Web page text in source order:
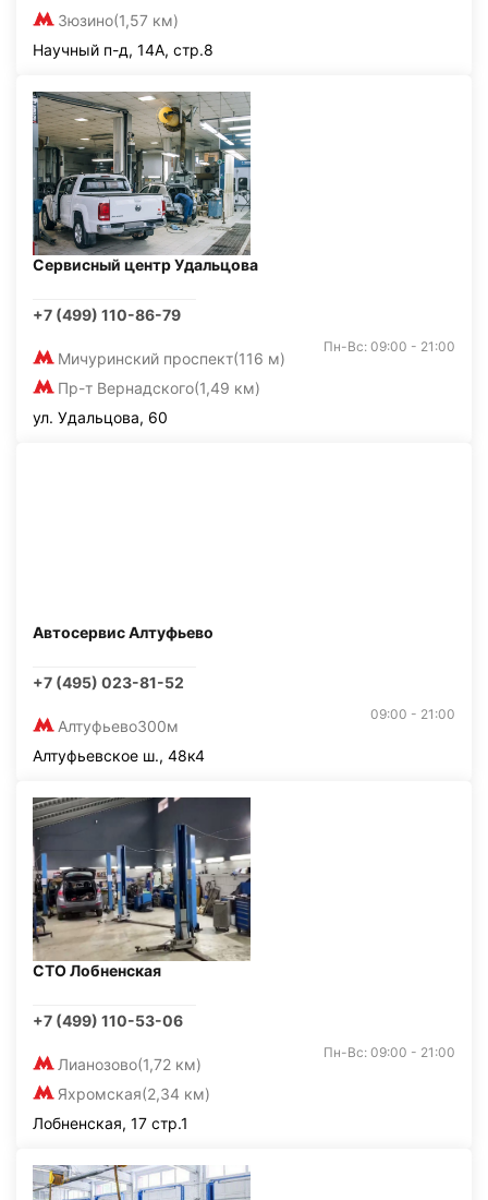
Зюзино(1,57 км)
Научный п-д, 14А, стр.8
Сервисный центр Удальцова
+7 (499) 110-86-79
Мичуринский проспект(116 м)
Пр-т Вернадского(1,49 км)
Пн-Вс: 09:00 - 21:00
ул. Удальцова, 60
Автосервис Алтуфьево
+7 (495) 023-81-52
Алтуфьево300м
09:00 - 21:00
Алтуфьевское ш., 48к4
СТО Лобненская
+7 (499) 110-53-06
Лианозово(1,72 км)
Яхромская(2,34 км)
Пн-Вс: 09:00 - 21:00
Лобненская, 17 стр.1